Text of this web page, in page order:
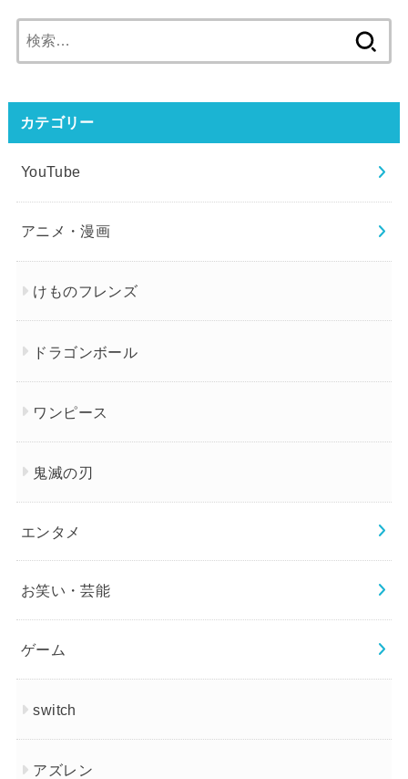
索:
カテゴリー
YouTube
アニメ・漫画
けものフレンズ
ドラゴンボール
ワンピース
鬼滅の刃
エンタメ
お笑い・芸能
ゲーム
switch
アズレン